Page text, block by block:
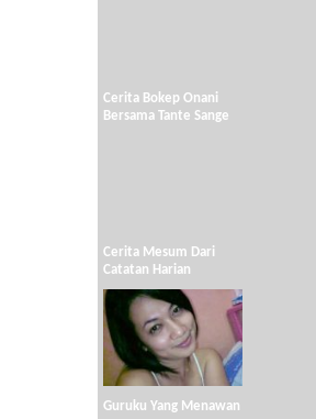
Cerita Bokep Onani
Bersama Tante Sange
Cerita Mesum Dari
Catatan Harian
Guruku Yang Menawan